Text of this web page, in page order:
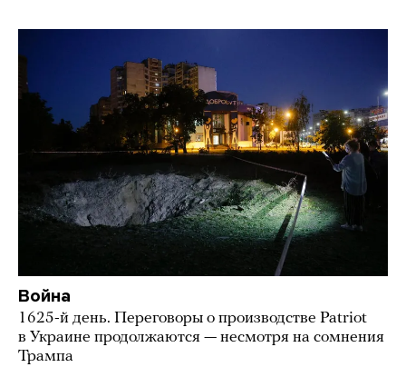
Война
1625-й день. Переговоры о производстве Patriot
в Украине продолжаются — несмотря на сомнения
Трампа